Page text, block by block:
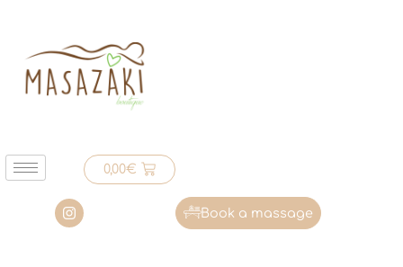
0,00€
Book a massage